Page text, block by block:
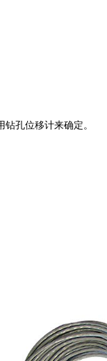
孔位移计来确定。